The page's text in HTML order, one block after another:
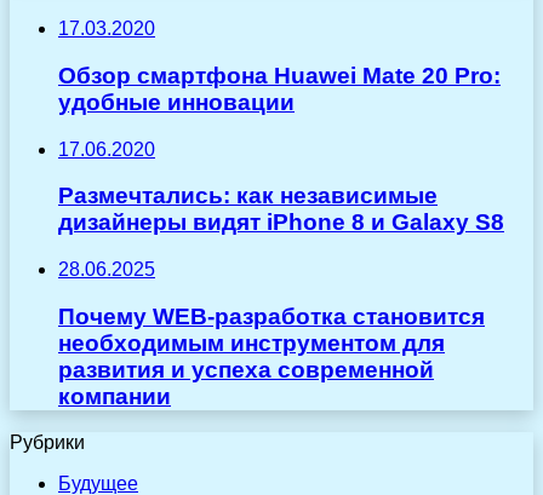
17.03.2020
Обзор смартфона Huawei Mate 20 Pro:
удобные инновации
17.06.2020
Размечтались: как независимые
дизайнеры видят iPhone 8 и Galaxy S8
28.06.2025
Почему WEB-разработка становится
необходимым инструментом для
развития и успеха современной
компании
Рубрики
Будущее